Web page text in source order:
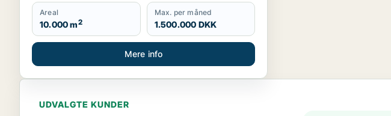
Areal
10.000 m2
Max. per måned
1.500.000 DKK
Mere info
UDVALGTE KUNDER